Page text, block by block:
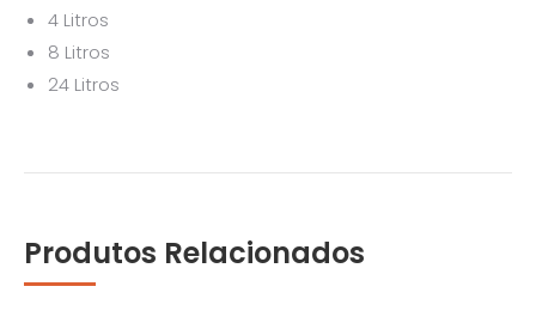
4 Litros
8 Litros
24 Litros
Produtos Relacionados